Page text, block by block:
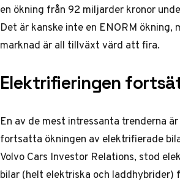
en ökning från 92 miljarder kronor
Det är kanske inte en ENORM ökning,
marknad är all tillväxt värd att fira.
Elektrifieringen
En av de mest intressanta trenderna
fortsatta ökningen av elektrifierade
Volvo Cars Investor Relations, stod
bilar (helt elektriska och laddhybrider)